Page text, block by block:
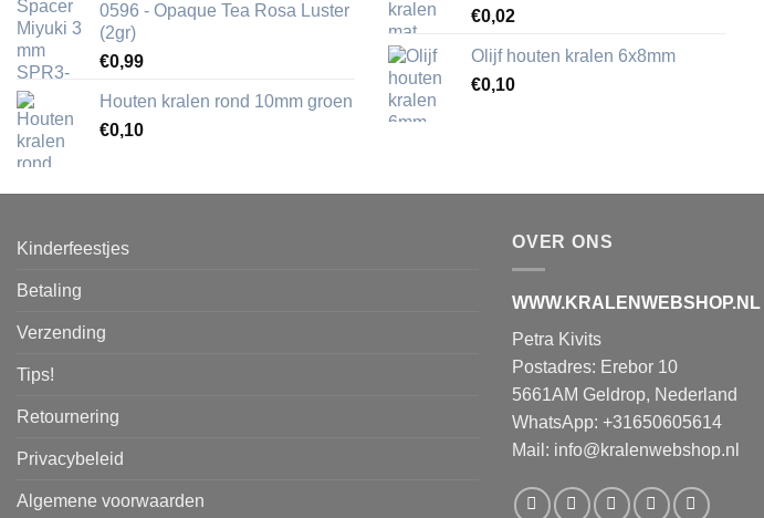
0596 - Opaque Tea Rosa Luster
(2gr)
€0,99
Houten kralen rond 10mm groen
€0,10
€0,02
Olijf houten kralen 6x8mm
€0,10
Kinderfeestjes
Betaling
Verzending
Tips!
Retournering
Privacybeleid
Algemene voorwaarden
OVER ONS
WWW.KRALENWEBSHOP.NL
Petra Kivits
Postadres: Erebor 10
5661AM Geldrop, Nederland
WhatsApp: +31650605614
Mail: info@kralenwebshop.nl